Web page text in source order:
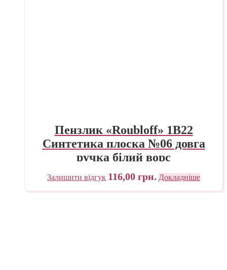
Пензлик «Roubloff» 1В22
Синтетика плоска №06 довга
ручка білий ворс
Залишити відгук 116,00 грн. Докладніше